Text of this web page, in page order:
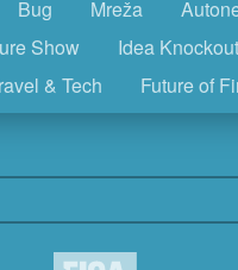
Bug Mreža
Show
Idea Knockout
& Tech
Future of